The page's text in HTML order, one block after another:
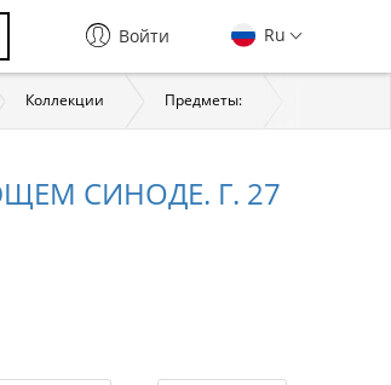
Ru
Войти
Коллекции Предметы:
СИНОДЕ. Г. 27